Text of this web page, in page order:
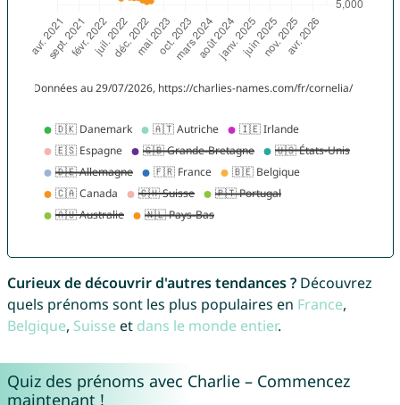
Curieux de découvrir d'autres tendances ?Découvrez
quels prénoms sont les plus populaires en France,
Belgique, Suisse et dans le monde entier.
Quiz des prénoms avec Charlie – Commencez
maintenant !